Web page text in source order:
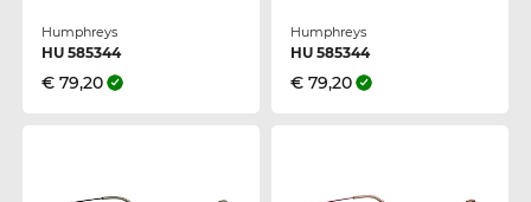
Humphreys
HU 585344
€ 79,20
Humphreys
HU 585344
€ 79,20